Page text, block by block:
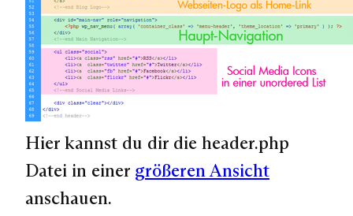
Hier kannst du dir die header.php
Datei in einer größeren Ansicht
anschauen.